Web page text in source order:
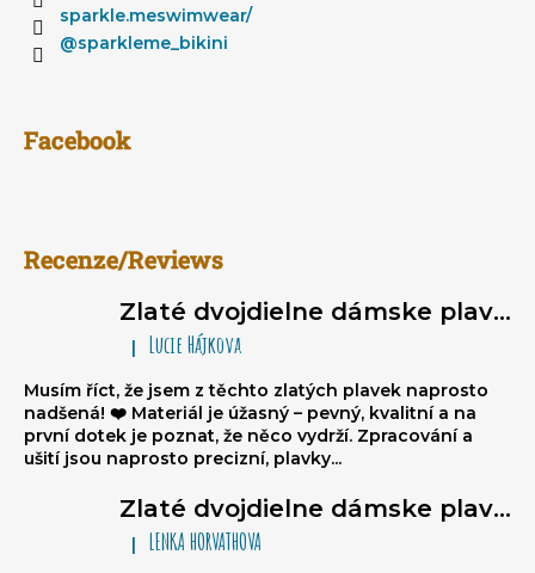
sparkle.meswimwear/
@sparkleme_bikini
Facebook
Recenze/Reviews
Zlaté dvojdielne dámske plavky typu brazilky Sparkle*Me – bikiny na viazanie, volánikové brazilky
Hodnotenie produktu je 5 z 5 hviezdičiek.
| Lucie Hájkova
Musím říct, že jsem z těchto zlatých plavek naprosto
nadšená! ❤️ Materiál je úžasný – pevný, kvalitní a na
první dotek je poznat, že něco vydrží. Zpracování a
ušití jsou naprosto precizní, plavky...
Zlaté dvojdielne dámske plavky typu brazilky Sparkle*Me – bikiny na viazanie, volánikové brazilky
Hodnotenie produktu je 5 z 5 hviezdičiek.
| LENKA HORVATHOVA